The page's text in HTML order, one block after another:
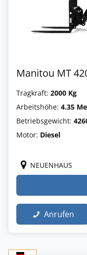
Manitou MT
Tragkraft: 2000 Kg
Arbeitshöhe: 4.35
Betriebsgewicht:
Motor: Diesel
NEUENHAUS
Anrufen